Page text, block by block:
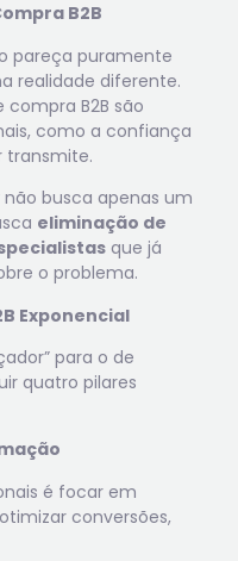
B2B
pareça puramente
realidade diferente.
compra B2B são
como a confiança
transmite.
busca apenas um
eliminação de
que já
o problema.
Exponencial
para o de
quatro pilares
é focar em
conversões,